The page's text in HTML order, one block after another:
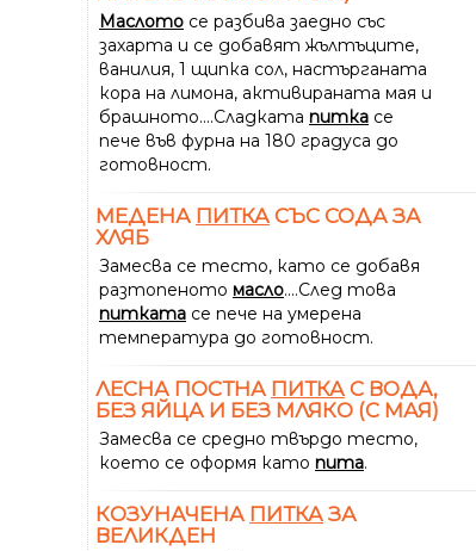
Маслото се разбива заедно със
захарта и се добавят жълтъците,
ванилия, 1 щипка сол, настърганата
кора на лимона, активираната мая и
брашното....Сладката питка се
пече във фурна на 180 градуса до
готовност.
МЕДЕНА ПИТКА СЪС СОДА ЗА
ХЛЯБ
Замесва се тесто, като се добавя
разтопеното масло....След това
питката се пече на умерена
температура до готовност.
ЛЕСНА ПОСТНА ПИТКА С ВОДА,
БЕЗ ЯЙЦА И БЕЗ МЛЯКО (С МАЯ)
Замесва се средно твърдо тесто,
което се оформя като пита.
КОЗУНАЧЕНА ПИТКА ЗА
ВЕЛИКДЕН